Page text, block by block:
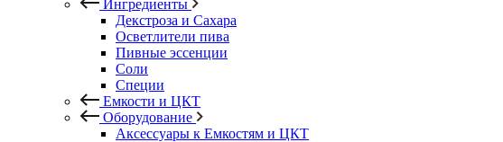
Ингредиенты
Декстроза и Сахара
Осветлители пива
Пивные эссенции
Соли
Специи
Емкости и ЦКТ
Оборудование
Аксессуары к Емкостям и ЦКТ